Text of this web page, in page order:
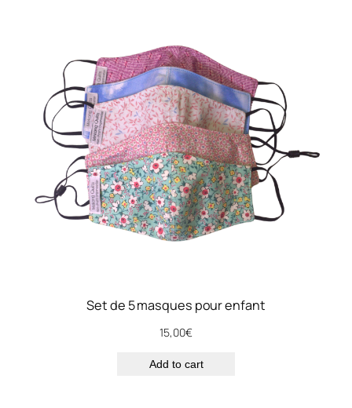
Set de 5 masques pour enfant
15,00€
Add to cart